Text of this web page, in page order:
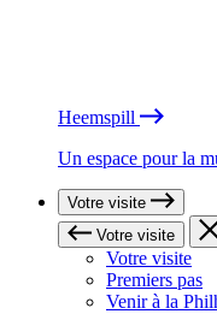
Heemspill
Un espace pour la
Votre visite
Votre visite
Votre visite
Premiers pas
Venir à la